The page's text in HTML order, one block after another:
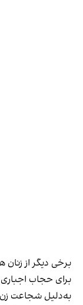
برخی دیگر از
برای حجاب
به‌دلیل شجاعت